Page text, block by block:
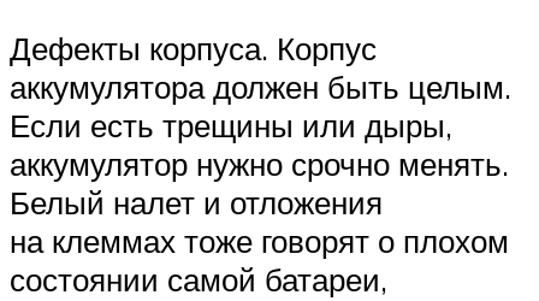
Дефекты корпуса. Корпус
аккумулятора должен быть целым.
Если есть трещины или дыры,
аккумулятор нужно срочно менять.
Белый налет и отложения
на клеммах тоже говорят о плохом
состоянии самой батареи,